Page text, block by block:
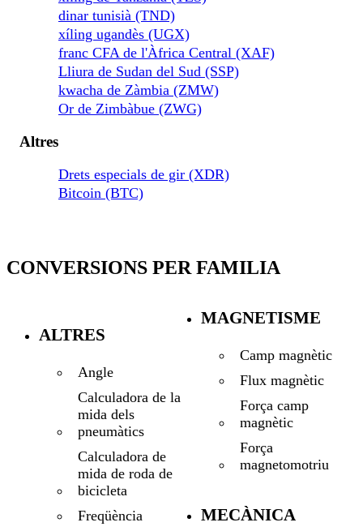
dinar tunisià (TND)
xíling ugandès (UGX)
franc CFA de l'Àfrica Central (XAF)
Lliura de Sudan del Sud (SSP)
kwacha de Zàmbia (ZMW)
Or de Zimbàbue (ZWG)
Altres
Drets especials de gir (XDR)
Bitcoin (BTC)
CONVERSIONS PER FAMILIA
ALTRES
Angle
Calculadora de la
mida dels
pneumàtics
Calculadora de
mida de roda de
bicicleta
Freqüència
MAGNETISME
Camp magnètic
Flux magnètic
Força camp
magnètic
Força
magnetomotriu
MECÀNICA